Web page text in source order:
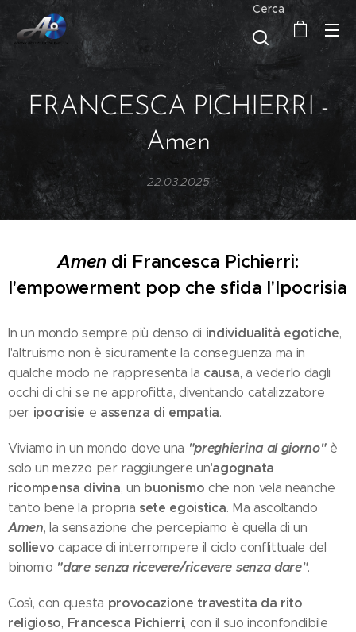
Cerca
FRANCESCA PICHIERRI -
Amen
22.03.2025
Amen di Francesca Pichierri:
l'empowerment pop che sfida l'Ipocrisia
In un mondo sempre più denso di individualità egotiche,
l'altruismo non è sicuramente la conseguenza ma in
qualche modo ne rappresenta la causa, a vederlo dagli
occhi di chi se ne approfitta, diventando catalizzatore
per ipocrisie e assenza di empatia.
Viviamo in un mondo dove una "preghierina al giorno"è
solo un mezzo per raggiungere un'agognata
ricompensa divina, un buonismo che non vela neanche
tanto bene la propria sete egoistica. Ma ascoltando
Amen, la sensazione che percepiamo è quella di un
sollievo capace di interrompere il ciclo conflittuale del
binomio "dare senza ricevere/ricevere senza dare".
Così, con questa provocazione travestita da rito
religioso, Francesca Pichierri, con il suo inconfondibile